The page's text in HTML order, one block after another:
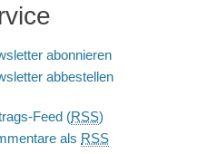
abonnieren
abbestellen
Feed (RSS)
als RSS